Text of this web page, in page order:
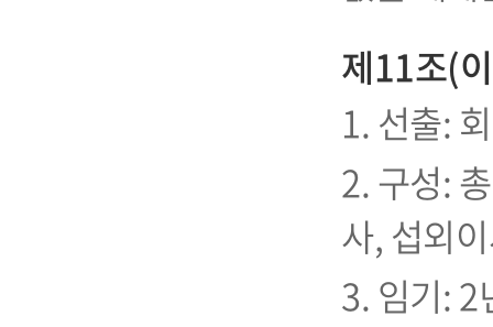
제11조(
1. 선출:
2. 구성:
사, 섭외
3. 임기: 2